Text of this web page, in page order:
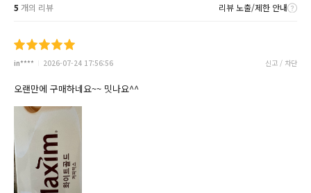
5 개의 리뷰 리뷰 노출/제한 안내
in**** 2026-07-24 17:56:56 신고 / 차단
오랜만에 구매하네요~~ 밋나요^^